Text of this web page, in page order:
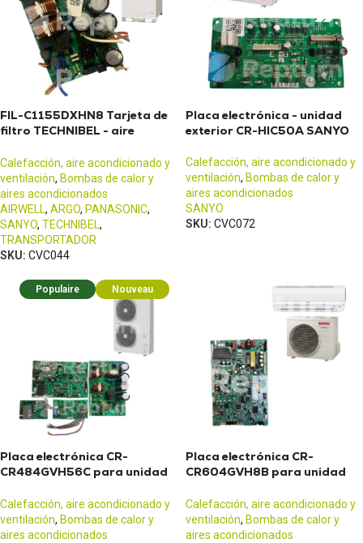
FIL-C1155DXHN8 Tarjeta de
filtro TECHNIBEL - aire
Calefacción, aire acondicionado y
ventilación, Bombas de calor y
aires acondicionados
AIRWELL, ARGO, PANASONIC,
SANYO, TECHNIBEL,
TRANSPORTADOR
SKU: CVC044
Placa electrónica - unidad
exterior CR-HIC50A SANYO
Calefacción, aire acondicionado y
ventilación, Bombas de calor y
aires acondicionados
SANYO
SKU: CVC072
Populaire Nouveau
Placa electrónica CR-
CR484GVH56C para unidad
SANYO
Calefacción, aire acondicionado y
ventilación, Bombas de calor y
aires acondicionados
Placa electrónica CR-
CR604GVH8B para unidad
SANYO
Calefacción, aire acondicionado y
ventilación, Bombas de calor y
aires acondicionados